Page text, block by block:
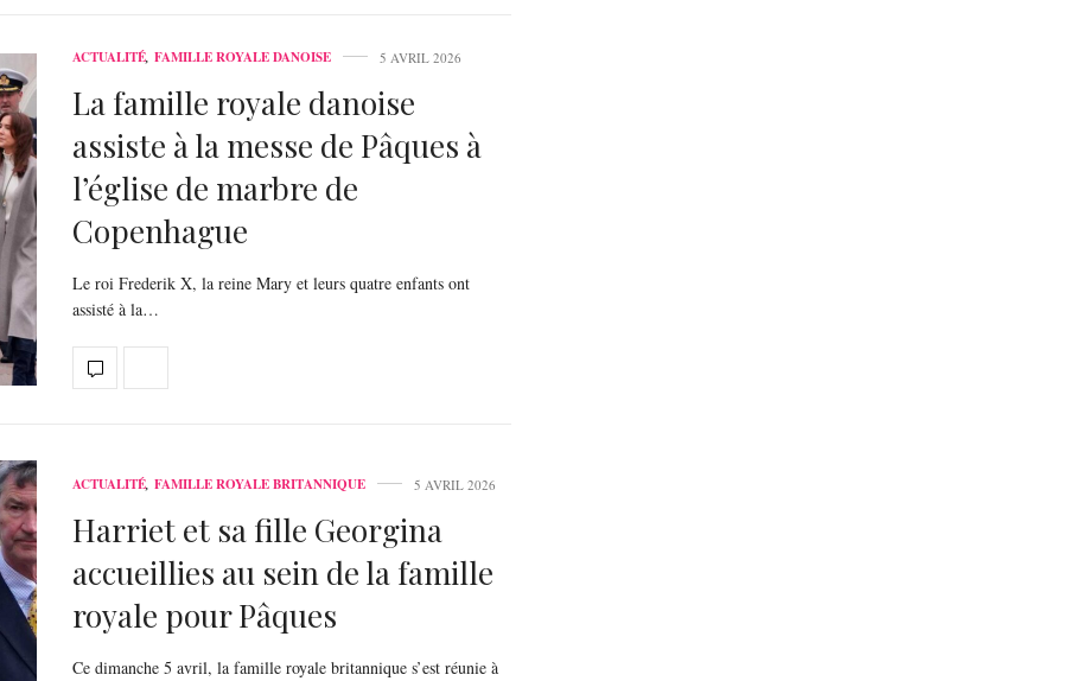
ACTUALITÉ, FAMILLE ROYALE DANOISE 5 AVRIL 2026
La famille royale danoise
assiste à la messe de Pâques à
l’église de marbre de
Copenhague
Le roi Frederik X, la reine Mary et leurs quatre enfants ont
assisté à la…
ACTUALITÉ, FAMILLE ROYALE BRITANNIQUE 5 AVRIL 2026
Harriet et sa fille Georgina
accueillies au sein de la famille
royale pour Pâques
Ce dimanche 5 avril, la famille royale britannique s’est réunie à